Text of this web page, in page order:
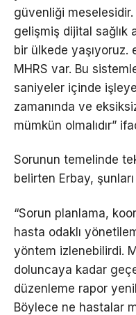
güvenliği
gelişmiş dijital sağlık
bir ülkede yaşıyoruz.
MHRS var. Bu
saniyeler içinde
zamanında ve
mümkün olmalıdır”
Sorunun temelinde
belirten Erbay,
“Sorun planlama,
hasta odaklı
yöntem izlenebilirdi.
doluncaya kadar
düzenleme rapor
Böylece ne hastalar